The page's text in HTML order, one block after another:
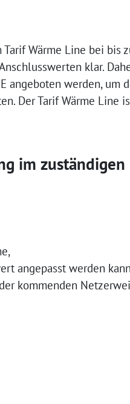
Wärme Line bei bis
klar.
angeboten werden, um
Der Tarif Wärme Line
im zuständigen
angepasst werden
kommenden